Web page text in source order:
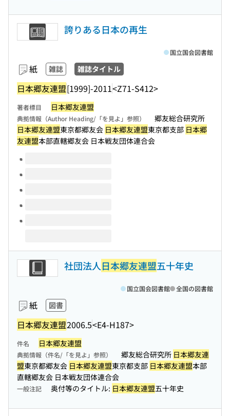
誇りある日本の再生
紙 雑誌 雑誌タイトル
日本郷友連盟[1999]-2011<Z71-S412>
国立国会図書館
著者標目 日本郷友連盟
典拠情報（Author Heading/「を見よ」参照）
郷友総合研究所
日本郷友連盟東京都郷友会 日本郷友連盟東京都支部 日本郷
友連盟本部直轄郷友会 日本戦友団体連合会
このタイトルの巻号
社団法人日本郷友連盟五十年史
紙 図書
日本郷友連盟2006.5<E4-H187>
国立国会図書館 全国の図書館
件名 日本郷友連盟
典拠情報（件名/「を見よ」参照） 郷友総合研究所 日本郷友連
盟東京都郷友会 日本郷友連盟東京都支部 日本郷友連盟本部
直轄郷友会 日本戦友団体連合会
一般注記 奥付等のタイトル: 日本郷友連盟五十年史